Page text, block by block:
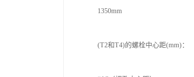
1350mm
(T2和T4)的螺栓中心距(mm)：